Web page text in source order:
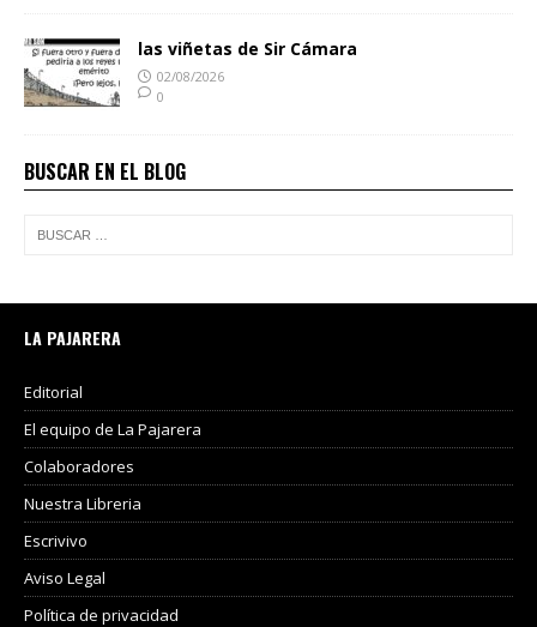
las viñetas de Sir Cámara
02/08/2026
0
BUSCAR EN EL BLOG
LA PAJARERA
Editorial
El equipo de La Pajarera
Colaboradores
Nuestra Libreria
Escrivivo
Aviso Legal
Política de privacidad